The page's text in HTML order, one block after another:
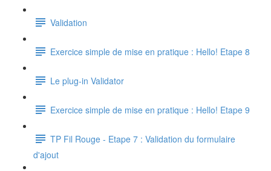
Validation
Exercice simple de mise en pratique : Hello! Etape 8
Le plug-in Validator
Exercice simple de mise en pratique : Hello! Etape 9
TP Fil Rouge - Etape 7 : Validation du formulaire
d'ajout